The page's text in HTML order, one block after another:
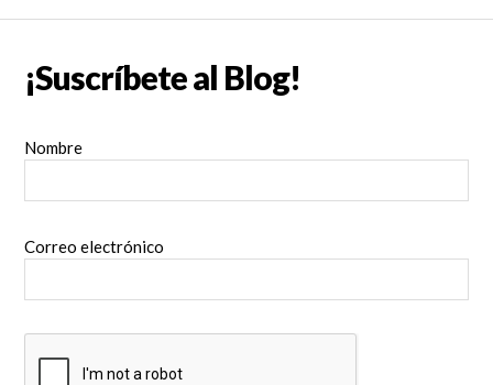
¡Suscríbete al Blog!
Nombre
Correo electrónico